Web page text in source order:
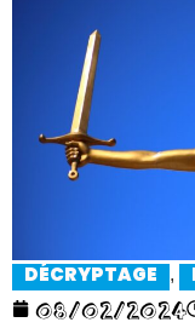
DÉCRYPTAGE ,
08/02/2024